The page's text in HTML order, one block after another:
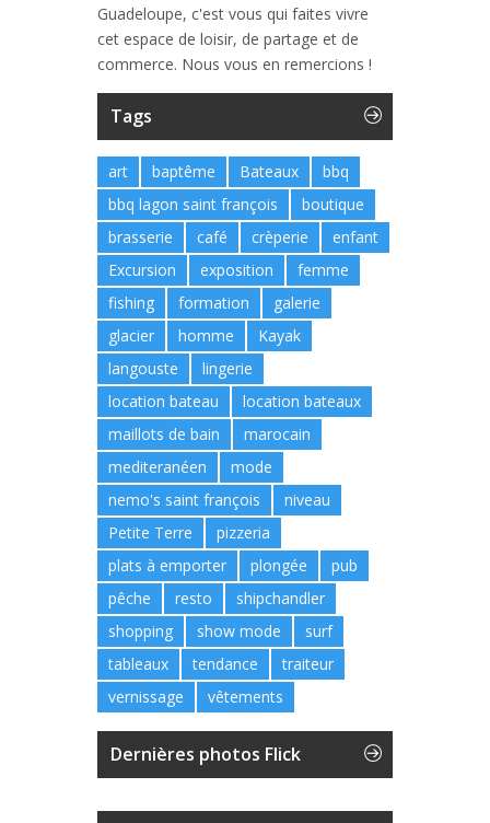
Guadeloupe, c'est vous qui faites vivre
cet espace de loisir, de partage et de
commerce. Nous vous en remercions !
Tags
art baptême Bateaux
bbq
bbq lagon saint françois
boutique
brasserie
café crèperie
enfant
Excursion
exposition
femme
fishing
formation
galerie
glacier
homme
Kayak
langouste
lingerie
location bateau
location bateaux
maillots de bain
marocain
mediteranéen
mode
nemo's saint françois
niveau
Petite Terre
pizzeria
plats à emporter
plongée
pub
pêche
resto
shipchandler
shopping
show mode
surf
tableaux
tendance
traiteur
vernissage
vêtements
Dernières photos Flick